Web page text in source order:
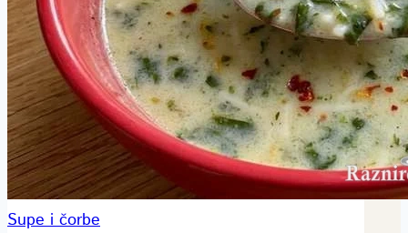
Supe i čorbe